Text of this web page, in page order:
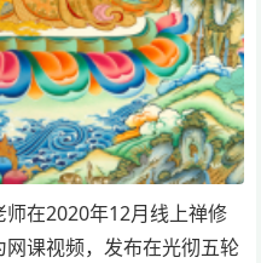
师在2020年12月线上禅修
课视频，发布在光彻五轮